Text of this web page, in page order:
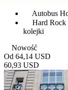
Autobus
Hard Rock
kolejki
Nowość
Od 64,14 USD
60,93 USD